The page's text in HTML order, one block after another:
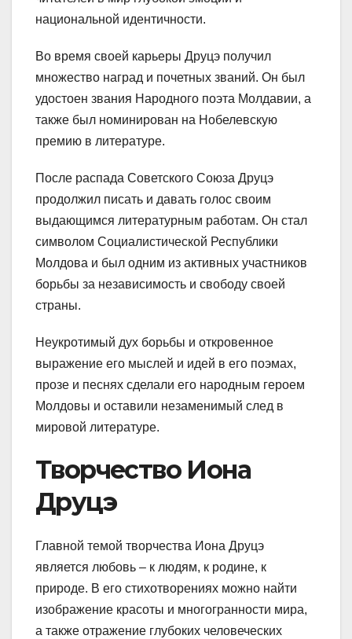
национальной идентичности.
Во время своей карьеры Друцэ получил
множество наград и почетных званий. Он был
удостоен звания Народного поэта Молдавии, а
также был номинирован на Нобелевскую
премию в литературе.
После распада Советского Союза Друцэ
продолжил писать и давать голос своим
выдающимся литературным работам. Он стал
символом Социалистической Республики
Молдова и был одним из активных участников
борьбы за независимость и свободу своей
страны.
Неукротимый дух борьбы и откровенное
выражение его мыслей и идей в его поэмах,
прозе и песнях сделали его народным героем
Молдовы и оставили незаменимый след в
мировой литературе.
Творчество Иона
Друцэ
Главной темой творчества Иона Друцэ
является любовь – к людям, к родине, к
природе. В его стихотворениях можно найти
изображение красоты и многогранности мира,
а также отражение глубоких человеческих